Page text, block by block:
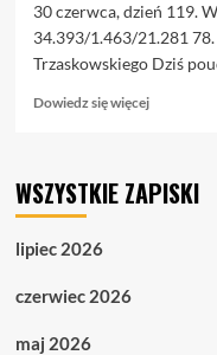
30 czerwca, dzień 119.
34.393/1.463/21.281 78.
Trzaskowskiego Dziś
Dowiedz się więcejDowiedz
30.06.
WSZYSTKIE ZAPISKI
lipiec 2026
czerwiec 2026
maj 2026